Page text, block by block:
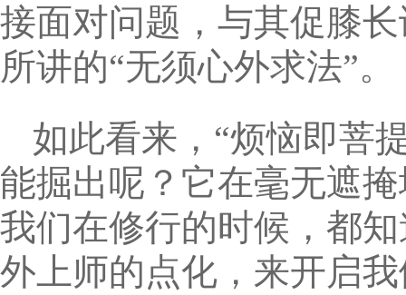
接面对问题，与其促膝
所讲的“无须心外求法”。
如此看来，“烦恼即菩
能掘出呢？它在毫无遮
我们在修行的时候，都
外上师的点化，来开启